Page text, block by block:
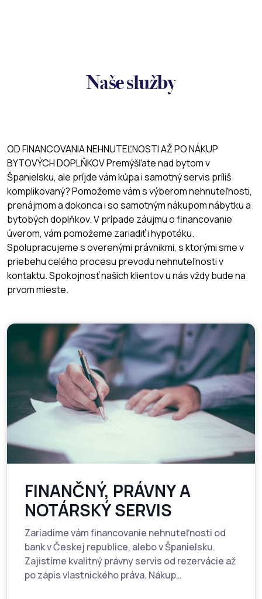
Naše služby
OD FINANCOVANIA NEHNUTEĽNOSTI AŽ PO NÁKUP
BYTOVÝCH DOPLŇKOVPremýšľate nad bytom v
Španielsku, ale príjde vám kúpa i samotný servis príliš
komplikovaný? Pomožeme vám s výberom nehnuteľnosti,
prenájmom a dokonca i so samotným nákupom nábytku a
bytobých doplňkov. V prípade záujmu o financovanie
úverom, vám pomožeme zariadiť i hypotéku.
Spolupracujeme s overenými právnikmi, s ktorými sme v
priebehu celého procesu prevodu nehnuteľnosti v
kontaktu. Spokojnosť našich klientov u nás vždy bude na
prvom mieste.
FINANČNÝ, PRÁVNY A
NOTÁRSKÝ SERVIS
Zariadime vám financovanie nehnuteľnosti od
bank v Českej republice, alebo v Španielsku.
Zajistíme kvalitný právny servis od rezervácie až
po zápis vlastnického práva. Nákup